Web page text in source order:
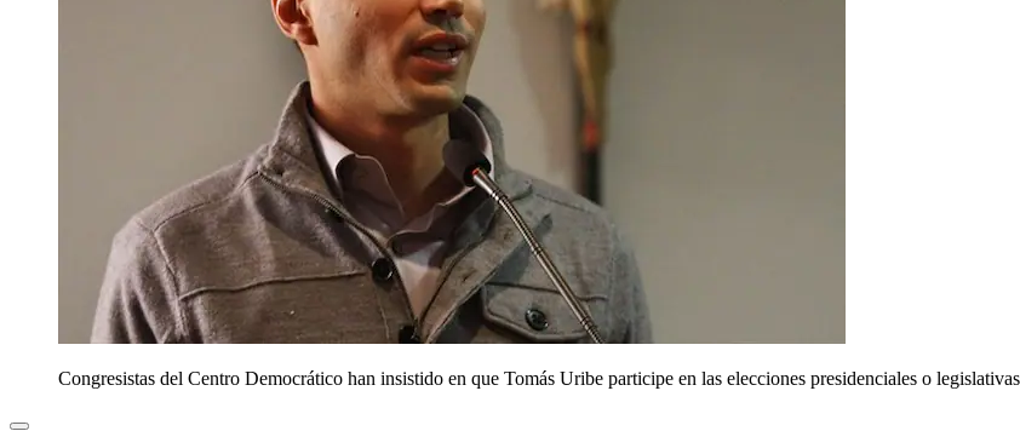
Congresistas del Centro Democrático han insistido en que Tomás Uribe participe en las elecciones presidenciales o